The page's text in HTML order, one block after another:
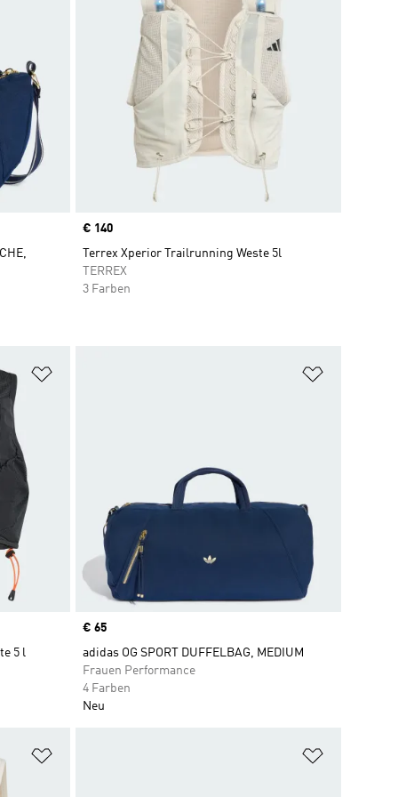
Price
€ 140
Terrex Xperior Trailrunning Weste 5l
TERREX
3 Farben
5 l
Price
€ 65
adidas OG SPORT DUFFELBAG, MEDIUM
Frauen Performance
4 Farben
Neu